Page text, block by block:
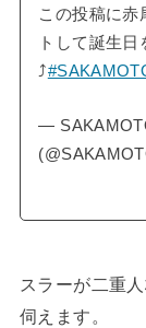
この投稿に赤
トして誕生日
⤴️
—
スラーが二重
伺えます。